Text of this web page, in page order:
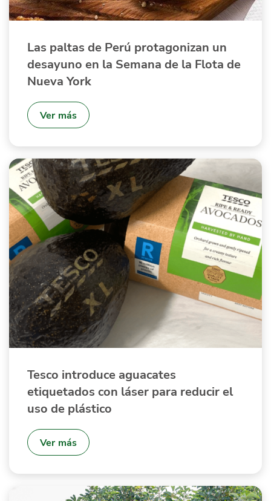
Las paltas de Perú protagonizan un
desayuno en la Semana de la Flota de
Nueva York
Ver más
Tesco introduce aguacates
etiquetados con láser para reducir el
uso de plástico
Ver más